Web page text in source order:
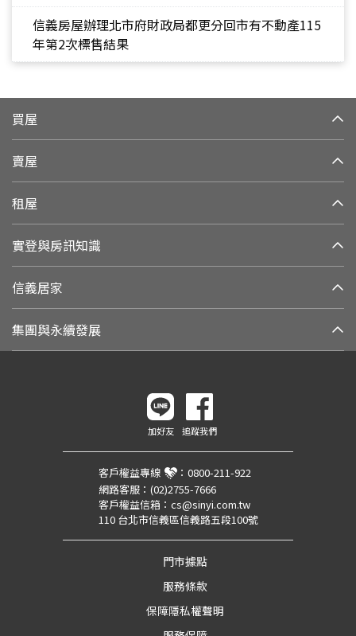
信義房屋辦理北市府財政局都更分回市有不動產115
年第2次標售結果
買屋
賣屋
租屋
實登與房訊知識
信義居家
集團與永續發展
加好友 追蹤我們
客戶權益專線 ： 0800-211-922
網路客服： (02)2755-7666
客戶權益信箱： cs@sinyi.com.tw
110 台北市信義區信義路五段100號
門市據點
服務條款
保障隱私權聲明